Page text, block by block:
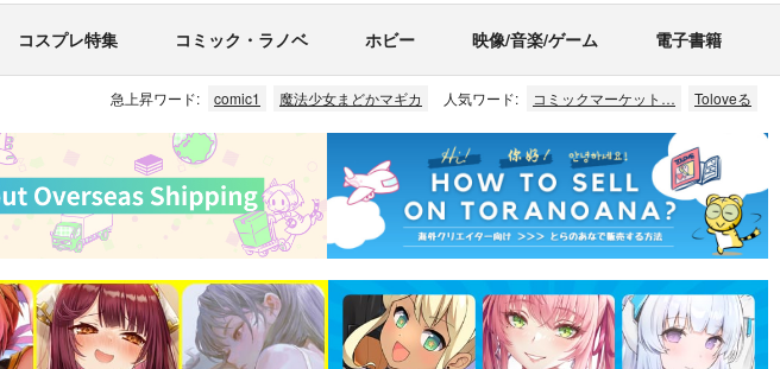
コスプレ特集 コミック・ラノベ ホビー 映像/音楽/ゲーム 電子書籍
急上昇ワード: comic1 魔法少女まどかマギカ 人気ワード: コミックマーケット… Toloveる